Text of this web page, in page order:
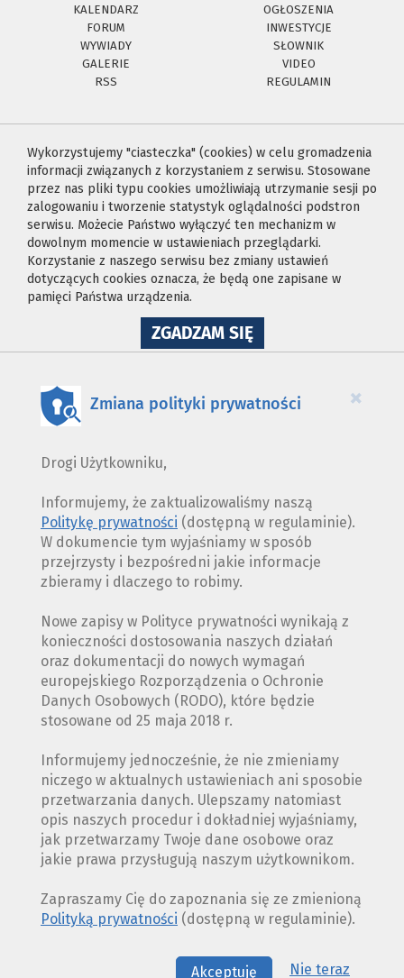
KALENDARZ
OGŁOSZENIA
FORUM
INWESTYCJE
WYWIADY
SŁOWNIK
GALERIE
VIDEO
RSS
REGULAMIN
Wykorzystujemy "ciasteczka" (cookies) w celu gromadzenia
informacji związanych z korzystaniem z serwisu. Stosowane
przez nas pliki typu cookies umożliwiają utrzymanie sesji po
zalogowaniu i tworzenie statystyk oglądalności podstron
serwisu. Możecie Państwo wyłączyć ten mechanizm w
dowolnym momencie w ustawieniach przeglądarki.
Korzystanie z naszego serwisu bez zmiany ustawień
dotyczących cookies oznacza, że będą one zapisane w
pamięci Państwa urządzenia.
ZGADZAM SIĘNA
WYKORZYSTANIE
×
Zmiana polityki prywatności
Drogi Użytkowniku,
Informujemy, że zaktualizowaliśmy naszą
Politykę prywatności (dostępną w regulaminie).
W dokumencie tym wyjaśniamy w sposób
przejrzysty i bezpośredni jakie informacje
zbieramy i dlaczego to robimy.
Nowe zapisy w Polityce prywatności wynikają z
konieczności dostosowania naszych działań
oraz dokumentacji do nowych wymagań
europejskiego Rozporządzenia o Ochronie
Danych Osobowych (RODO), które będzie
stosowane od 25 maja 2018 r.
Informujemy jednocześnie, że nie zmieniamy
niczego w aktualnych ustawieniach ani sposobie
przetwarzania danych. Ulepszamy natomiast
opis naszych procedur i dokładniej wyjaśniamy,
jak przetwarzamy Twoje dane osobowe oraz
jakie prawa przysługują naszym użytkownikom.
Zapraszamy Cię do zapoznania się ze zmienioną
Polityką prywatności (dostępną w regulaminie).
Akceptuję Nie teraz